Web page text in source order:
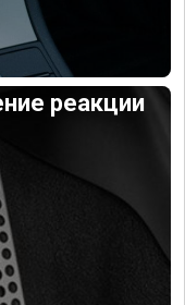
реакции